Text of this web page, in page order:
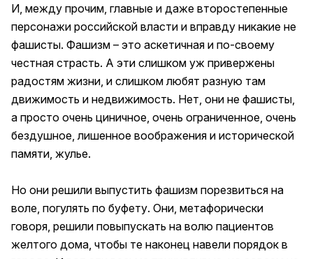
И, между прочим, главные и даже второстепенные
персонажи российской власти и вправду никакие не
фашисты. Фашизм – это аскетичная и по-своему
честная страсть. А эти слишком уж привержены
радостям жизни, и слишком любят разную там
движимость и недвижимость. Нет, они не фашисты,
а просто очень циничное, очень ограниченное, очень
бездушное, лишенное воображения и исторической
памяти, жулье.
Но они решили выпустить фашизм порезвиться на
воле, погулять по буфету. Они, метафорически
говоря, решили повыпускать на волю пациентов
желтого дома, чтобы те наконец навели порядок в